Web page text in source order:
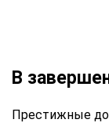
В
Престижные